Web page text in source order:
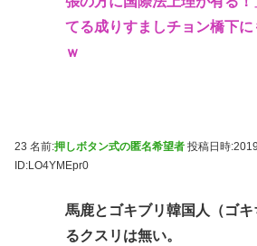
てる成りすましチョン橋下
ｗ
23 名前:押しボタン式の匿名希望者 投稿日時
ID:LO4YMEpr0
馬鹿とゴキブリ韓国人（ゴ
るクスリは無い。